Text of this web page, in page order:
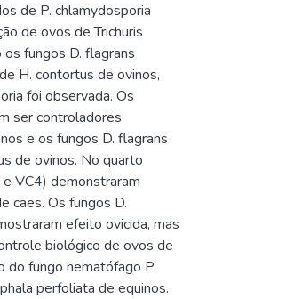
de P. chlamydosporia
de ovos de Trichuris
fungos D. flagrans
H. contortus de ovinos,
foi observada. Os
ser controladores
e os fungos D. flagrans
de ovinos. No quarto
VC4) demonstraram
cães. Os fungos D.
efeito ovicida, mas
biológico de ovos de
do fungo nematófago P.
perfoliata de equinos.